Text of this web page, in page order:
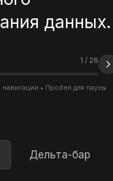
данных.
1 / 26
• Пробел для паузы
Дельта-бар